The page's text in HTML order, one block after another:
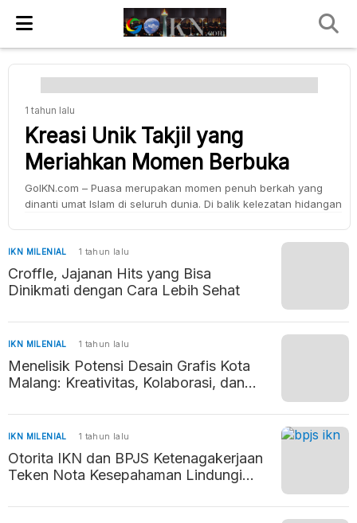
1 tahun lalu
Kreasi Unik Takjil yang
Meriahkan Momen Berbuka
GoIKN.com – Puasa merupakan momen penuh berkah yang
dinanti umat Islam di seluruh dunia. Di balik kelezatan hidangan
Pola Makan Seimbang di Bulan Ramadan Perpaduan cita rasa
tradisional dengan sentuhan modern menciptakan variasi
kuliner yang menarik perhatian […]
IKN MILENIAL 1 tahun lalu
Croffle, Jajanan Hits yang Bisa
Dinikmati dengan Cara Lebih Sehat
IKN MILENIAL 1 tahun lalu
Menelisik Potensi Desain Grafis Kota
Malang: Kreativitas, Kolaborasi, dan
IKN MILENIAL 1 tahun lalu
Otorita IKN dan BPJS Ketenagakerjaan
Teken Nota Kesepahaman Lindungi